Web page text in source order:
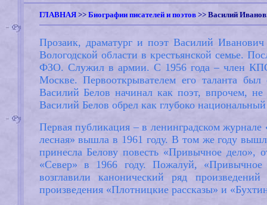
ГЛАВНАЯ >> Биографии писателей и поэтов >> Василий
Прозаик, драматург и поэт Василий
Вологодской области в крестьянской семье.
ФЗО. Служил в армии. С 1956 года – член
Москве. Первооткрывателем его таланта
Василий Белов начинал как поэт, впрочем,
Василий Белов обрел как глубоко
Первая публикация – в ленинградском журнале
лесная» вышла в 1961 году. В том же году
принесла Белову повесть «Привычное
«Север» в 1966 году. Пожалуй,
возглавили канонический ряд
произведения «Плотницкие рассказы» и